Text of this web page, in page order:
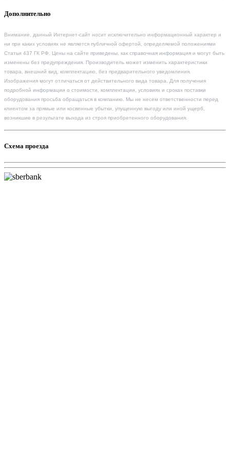
Дополнительно
Внимание, данный Интернет-сайт носит исключительно информационный характер и
ни при каких условиях не является публичной офертой, определяемой положениями
Статьи 437 ГК РФ. Цены на сайте приведены, как справочная информация и могут быть
изменены без предупреждения. Производитель может изменить характеристики
товара, внешний вид, комплектацию, без предварительного уведомления.
Изображения могут отличаться от действительного вида товара. Для получения
подробной информации о стоимости, комплектации, условиях и сроках поставки
оборудования просьба обращаться в компанию. Мы не несем ответственности перед
клиентом за прямые или косвенные убытки, упущенную выгоду или иной ущерб,
возникшие в результате выхода из строя приобретенного оборудования.
Схема проезда